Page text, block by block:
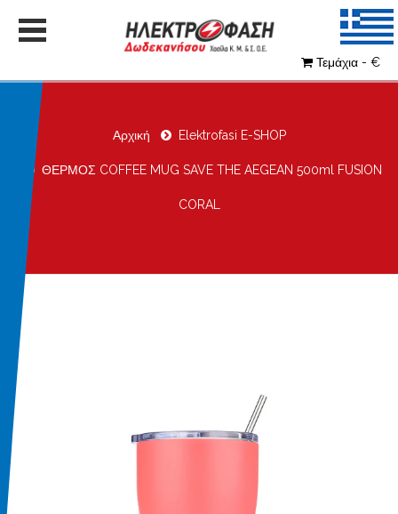
Τεμάχια - €
Αρχική Elektrofasi E-SHOP
ΘΕΡΜΟΣ COFFEE MUG SAVE THE AEGEAN 500ml FUSION
CORAL